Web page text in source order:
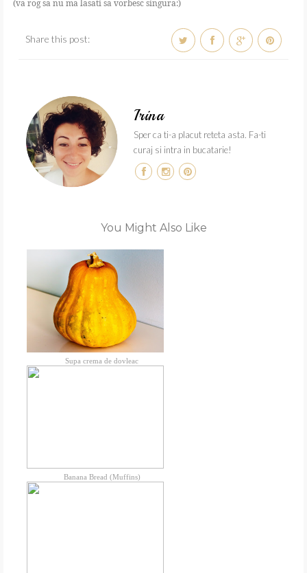
(va rog sa nu ma lasati sa vorbesc singura:)
Share this post:
Irina
Sper ca ti-a placut reteta asta. Fa-ti
curaj si intra in bucatarie!
You Might Also Like
Supa crema de dovleac
Banana Bread (Muffins)